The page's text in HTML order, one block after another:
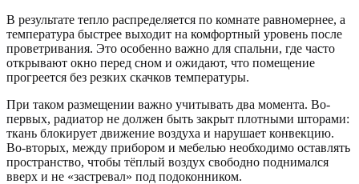
В результате тепло распределяется по комнате равномернее, а
температура быстрее выходит на комфортный уровень после
проветривания. Это особенно важно для спальни, где часто
открывают окно перед сном и ожидают, что помещение
прогреется без резких скачков температуры.
При таком размещении важно учитывать два момента. Во-
первых, радиатор не должен быть закрыт плотными шторами:
ткань блокирует движение воздуха и нарушает конвекцию.
Во-вторых, между прибором и мебелью необходимо оставлять
пространство, чтобы тёплый воздух свободно поднимался
вверх и не «застревал» под подоконником.